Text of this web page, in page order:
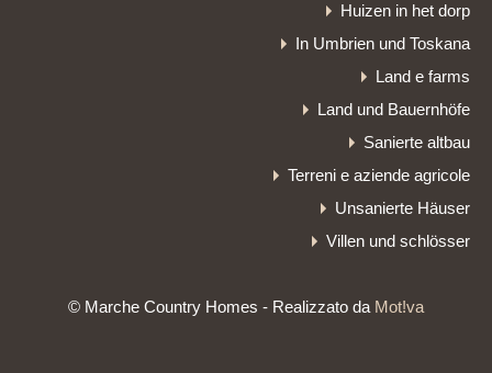
Huizen in het dorp
In Umbrien und Toskana
Land e farms
Land und Bauernhöfe
Sanierte altbau
Terreni e aziende agricole
Unsanierte Häuser
Villen und schlösser
© Marche Country Homes - Realizzato da Mot!va